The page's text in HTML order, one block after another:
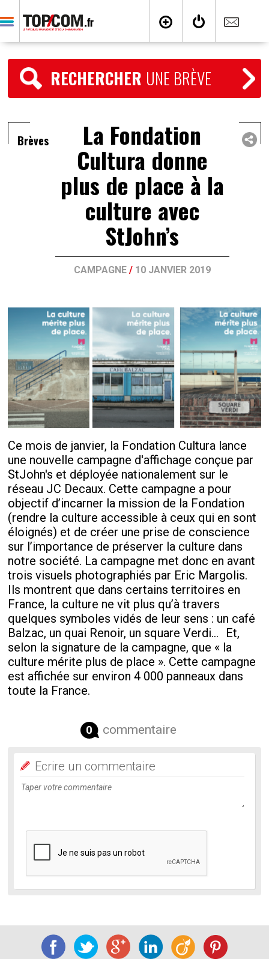
RECHERCHER UNE BRÈVE
Brèves La Fondation
Cultura donne
plus de place à la
culture avec
StJohn’s
CAMPAGNE/ 10 JANVIER 2019
Ce mois de janvier, la Fondation Cultura lance
une nouvelle campagne d'affichage conçue par
StJohn's et déployée nationalement sur le
réseau JC Decaux. Cette campagne a pour
objectif d’incarner la mission de la Fondation
(rendre la culture accessible à ceux qui en sont
éloignés) et de créer une prise de conscience
sur l’importance de préserver la culture dans
notre société. La campagne met donc en avant
trois visuels photographiés par Eric Margolis.
Ils montrent que dans certains territoires en
France, la culture ne vit plus qu’à travers
quelques symboles vidés de leur sens : un café
Balzac, un quai Renoir, un square Verdi... Et,
selon la signature de la campagne, que « la
culture mérite plus de place ». Cette campagne
est affichée sur environ 4 000 panneaux dans
toute la France.
0 commentaire
Ecrire un commentaire